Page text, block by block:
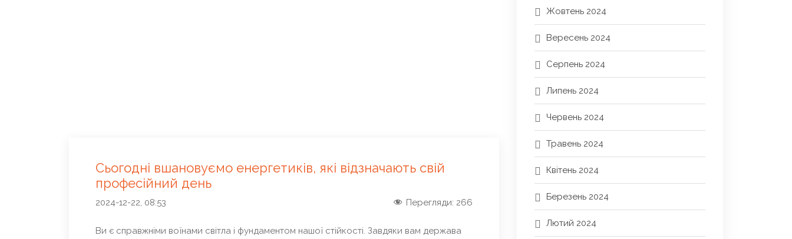
Сьогодні вшановуємо енергетиків, які відзначають свій
професійний день
2024-12-22, 08:53 Перегляди: 266
Ви є справжніми воїнами світла і фундаментом нашої стійкості. Завдяки вам держава
Жовтень 2024
Вересень 2024
Серпень 2024
Липень 2024
Червень 2024
Травень 2024
Квітень 2024
Березень 2024
Лютий 2024